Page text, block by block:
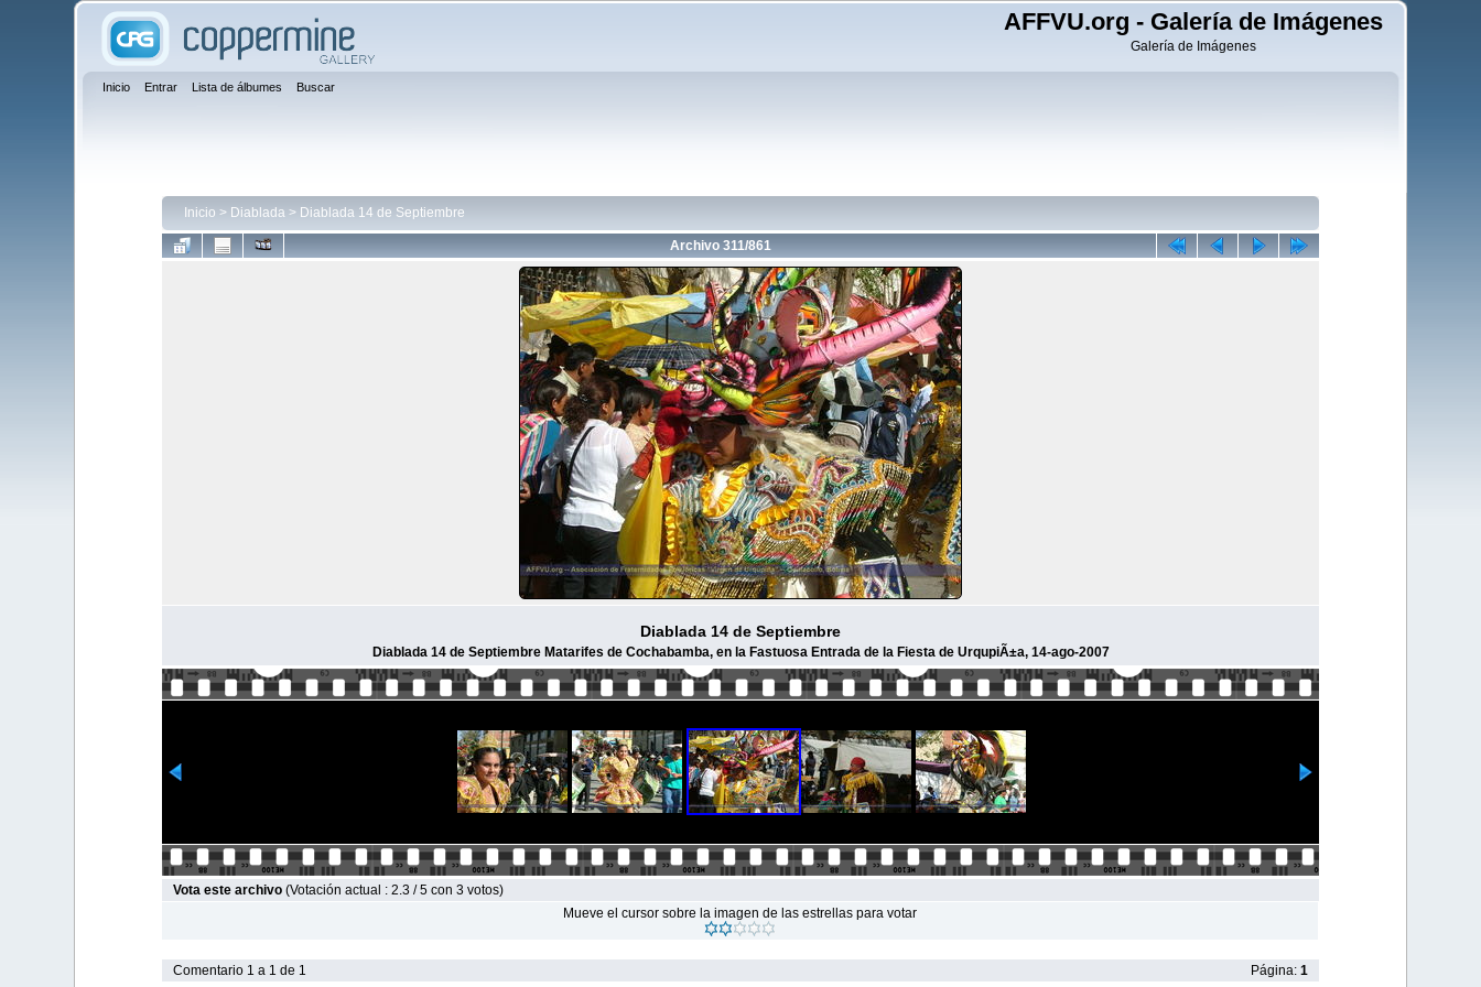
AFFVU.org - Galería de Imágenes
Galería de Imágenes
Inicio Entrar Lista de álbumes Buscar
Inicio > Diablada > Diablada 14 de Septiembre
Archivo 311/861
Diablada 14 de Septiembre
Diablada 14 de Septiembre Matarifes de Cochabamba, en la Fastuosa Entrada de la Fiesta de UrqupiÃ±a, 14-ago-2007
Vota este archivo (Votación actual : 2.3 / 5 con 3 votos)
Mueve el cursor sobre la imagen de las estrellas para votar
Comentario 1 a 1 de 1 Página: 1